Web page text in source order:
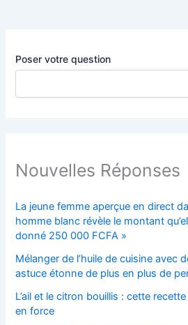
Poser votre question
Nouvelles Réponses
La jeune femme aperçue en direct
homme blanc révèle le montant
donné 250 000 FCFA »
Mélanger de l’huile de cuisine avec
astuce étonne de plus en plus de
L’ail et le citron bouillis : cette
en force